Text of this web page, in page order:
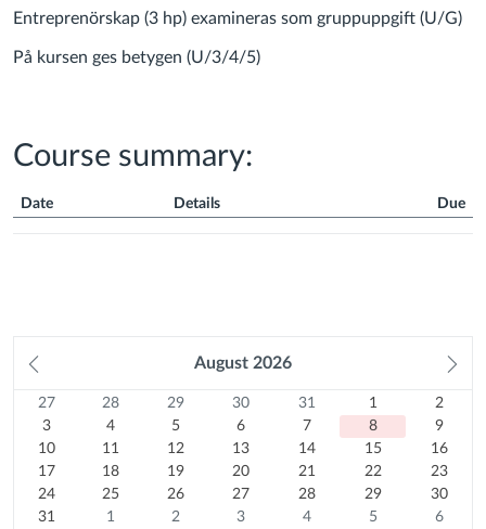
Entreprenörskap (3 hp) examineras som gruppuppgift (U/G)
På kursen ges betygen (U/3/4/5)
Course summary:
Date Details Due
August 2026
Calendar
Sunday MondayTuesdayWednesdayThursdayFriday
27
July
2026
27
Previous
month
28
July
2026
28
Previous
month
29
July
2026
29
Previous
month
30
July
2026
30
Previous
month
31
July
2026
31
Previous
month
1
August
2026
1
2
August
2026
2
3
August
2026
3
4
August
2026
4
5
August
2026
5
6
August
2026
6
7
August
2026
7
8
August
2026
8
Today
9
August
2026
9
10
August
2026
10
11
August
2026
11
12
August
2026
12
13
August
2026
13
14
August
2026
14
15
August
2026
15
16
August
2026
16
17
August
2026
17
18
August
2026
18
19
August
2026
19
20
August
2026
20
21
August
2026
21
22
August
2026
22
23
August
2026
23
24
August
24
25
August
25
26
August
26
27
August
27
28
August
28
29
August
29
30
August
30
31
31 11 2
2 3
3 4
4 5
5 6
6